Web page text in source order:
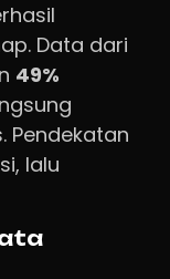
Data dari
49%
Pendekatan
lalu